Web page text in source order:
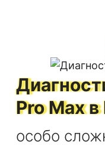
Pro Maxв
особо